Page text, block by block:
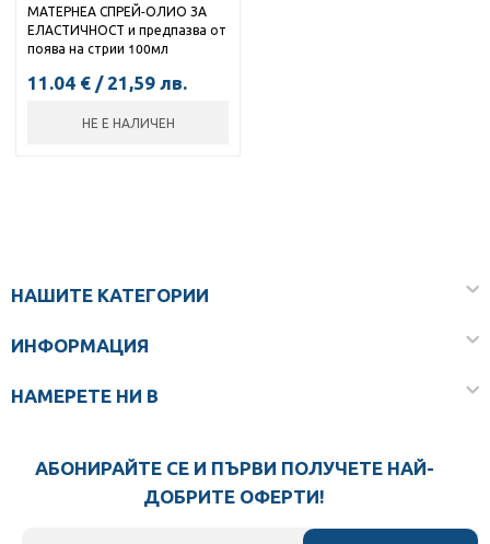
МАТЕРНЕА СПРЕЙ-ОЛИО ЗА
ЕЛАСТИЧНОСТ и предпазва от
поява на стрии 100мл
11.04 € / 21,59 лв.
НЕ Е НАЛИЧЕН
НАШИТЕ КАТЕГОРИИ
ИНФОРМАЦИЯ
НАМЕРЕТЕ НИ В
АБОНИРАЙТЕ СЕ И ПЪРВИ ПОЛУЧЕТЕ НАЙ-
ДОБРИТЕ ОФЕРТИ!